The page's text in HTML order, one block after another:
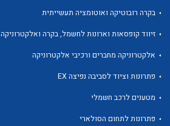
בקרה רובוטיקה ואוטומציה תעשייתית
זיווד קופסאות וארונות לחשמל, בקרה ואלקטרוניקה
אלקטרוניקה מחברים ורכיבי אלקטרוניקה
פתרונות וציוד לסביבה נפיצה EX
מטענים לרכב חשמלי
פתרונות לתחום הסולארי